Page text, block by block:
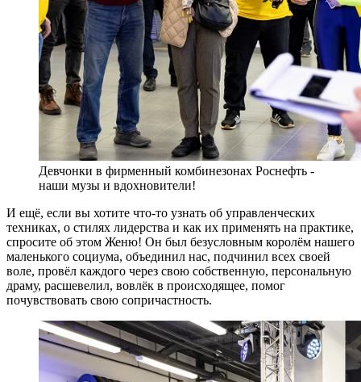
Девчонки в фирменный комбинезонах Роснефть -
наши музы и вдохновители!
И ещё, если вы хотите что-то узнать об управленческих
техниках, о стилях лидерства и как их применять на практике,
спросите об этом Женю! Он был безусловным королём нашего
маленького социума, объединил нас, подчинил всех своей
воле, провёл каждого через свою собственную, персональную
драму, расшевелил, вовлёк в происходящее, помог
почувствовать свою сопричастность.